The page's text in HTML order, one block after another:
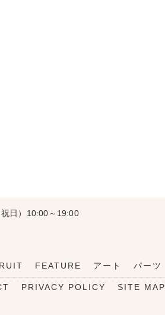
日）10:00～19:00
FEATURE アート パーツ
PRIVACY POLICY SITE MAP